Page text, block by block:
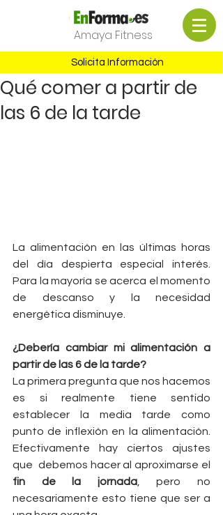
Amaya Fitness
Solicita Información
Qué comer a partir de
las 6 de la tarde
La alimentación en las últimas horas
del día despierta especial interés.
Para la mayoría se acerca el momento
de descanso y la necesidad
energética disminuye.
¿Debería cambiar mi alimentación a
partir de las 6 de la tarde?
La primera pregunta que nos hacemos
es si realmente tiene sentido
establecer la media tarde como
punto de inflexión en la alimentación.
Efectivamente hay ciertos ajustes
que  debemos hacer al aproximarse el
fin de la jornada, pero no
necesariamente esto tiene que ser a